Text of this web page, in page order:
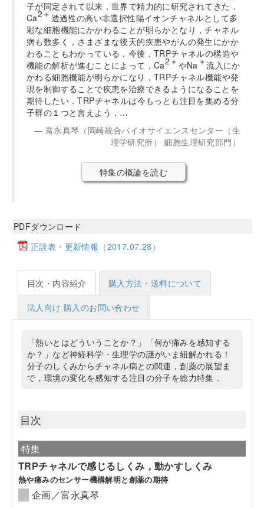
子が同定されて以来，世界で精力的に研究されてきた．
Ca2＋透過性の高い非選択性陽イオンチャネルとして多
彩な細胞機能にかかわることが明らかとなり，チャネル
病も数多く，さまざまな後天的疾患やがんの発生にかか
わることもわかっている．今後，TRPチャネルの構造や
機能の解析が進むことによって，Ca2＋ やNa＋流入にか
かわる細胞機能が明らかになり，TRPチャネル機能や発
現を制御することで疾患を治療できるようになることを
期待したい．TRPチャネルは今もっとも注目を集める分
子群の１つと言えよう．…
富永真琴（岡崎統合バイオサイエンスセンター（生
理学研究所） 細胞生理研究部門）
特集の概論を読む
PDFダウンロード
正誤表・更新情報（2017.07.28）
目次・内容紹介 購入方法・送料について
法人向け 購入のお問い合わせ
「熱いとはどういうことか？」「何が痛みを感知する
か？」など神経科学・生理学の謎がいま紐解かれる！
分子のしくみからチャネル病との関連，創薬の展望ま
で，環境の変化を感知する注目の分子を総力特集．
目次
特集
TRPチャネルで感じるしくみ，動かすしくみ
熱や痛みのセンサー機構解明と創薬の期待
企画／富永真琴